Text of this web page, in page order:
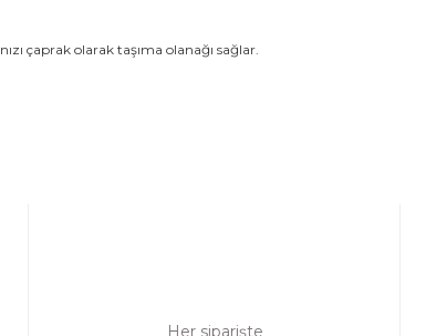
çaprak olarak taşıma olanağı sağlar.
Her siparişte